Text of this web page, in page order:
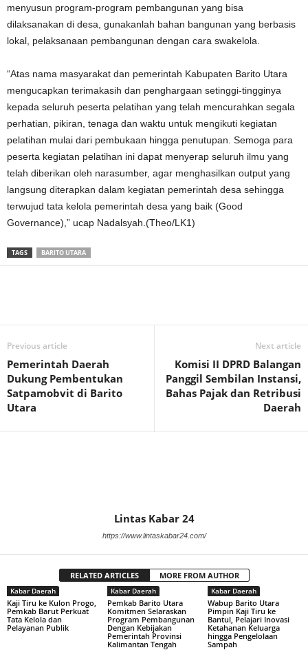
menyusun program-program pembangunan yang bisa
dilaksanakan di desa, gunakanlah bahan bangunan yang berbasis
lokal, pelaksanaan pembangunan dengan cara swakelola.
“Atas nama masyarakat dan pemerintah Kabupaten Barito Utara
mengucapkan terimakasih dan penghargaan setinggi-tingginya
kepada seluruh peserta pelatihan yang telah mencurahkan segala
perhatian, pikiran, tenaga dan waktu untuk mengikuti kegiatan
pelatihan mulai dari pembukaan hingga penutupan. Semoga para
peserta kegiatan pelatihan ini dapat menyerap seluruh ilmu yang
telah diberikan oleh narasumber, agar menghasilkan output yang
langsung diterapkan dalam kegiatan pemerintah desa sehingga
terwujud tata kelola pemerintah desa yang baik (Good
Governance),” ucap Nadalsyah.(Theo/LK1)
TAGS BARITO UTARA
Previous article
Pemerintah Daerah
Dukung Pembentukan
Satpamobvit di Barito
Utara
Next article
Komisi II DPRD Balangan
Panggil Sembilan Instansi,
Bahas Pajak dan Retribusi
Daerah
Lintas Kabar 24
https://www.lintaskabar24.com/
RELATED ARTICLES MORE FROM AUTHOR
Kabar Daerah
Kaji Tiru ke Kulon Progo,
Pemkab Barut Perkuat
Tata Kelola dan
Pelayanan Publik
Kabar Daerah
Pemkab Barito Utara
Komitmen Selaraskan
Program Pembangunan
Dengan Kebijakan
Pemerintah Provinsi
Kalimantan Tengah
Kabar Daerah
Wabup Barito Utara
Pimpin Kaji Tiru ke
Bantul, Pelajari Inovasi
Ketahanan Keluarga
hingga Pengelolaan
Sampah